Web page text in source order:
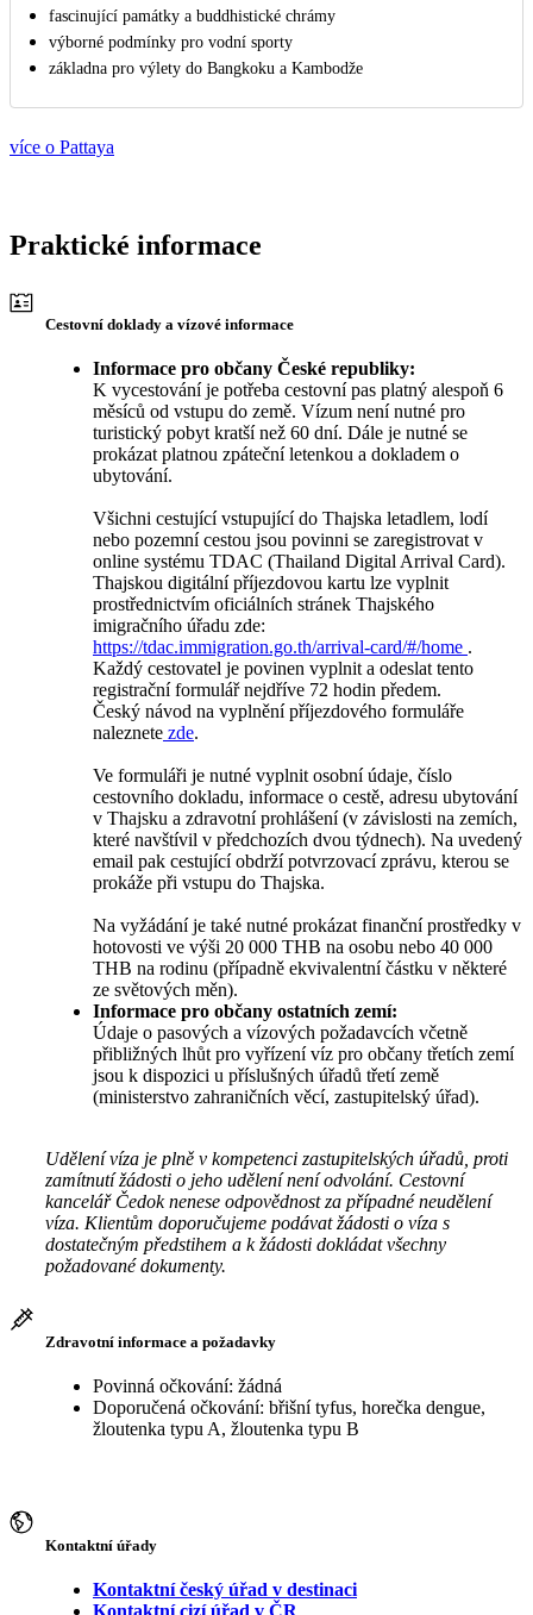
fascinující památky a buddhistické chrámy
výborné podmínky pro vodní sporty
základna pro výlety do Bangkoku a Kambodže
více o Pattaya
Praktické informace
Cestovní doklady a vízové informace
Informace pro občany České republiky:
K vycestování je potřeba cestovní pas platný alespoň 6
měsíců od vstupu do země. Vízum není nutné pro
turistický pobyt kratší než 60 dní. Dále je nutné se
prokázat platnou zpáteční letenkou a dokladem o
ubytování.
Všichni cestující vstupující do Thajska letadlem, lodí
nebo pozemní cestou jsou povinni se zaregistrovat v
online systému TDAC (Thailand Digital Arrival Card).
Thajskou digitální příjezdovou kartu lze vyplnit
prostřednictvím oficiálních stránek Thajského
imigračního úřadu zde:
https://tdac.immigration.go.th/arrival-card/#/home .
Každý cestovatel je povinen vyplnit a odeslat tento
registrační formulář nejdříve 72 hodin předem.
Český návod na vyplnění příjezdového formuláře
naleznete zde.
Ve formuláři je nutné vyplnit osobní údaje, číslo
cestovního dokladu, informace o cestě, adresu ubytování
v Thajsku a zdravotní prohlášení (v závislosti na zemích,
které navštívil v předchozích dvou týdnech). Na uvedený
email pak cestující obdrží potvrzovací zprávu, kterou se
prokáže při vstupu do Thajska.
Na vyžádání je také nutné prokázat finanční prostředky v
hotovosti ve výši 20 000 THB na osobu nebo 40 000
THB na rodinu (případně ekvivalentní částku v některé
ze světových měn).
Informace pro občany ostatních zemí:
Údaje o pasových a vízových požadavcích včetně
přibližných lhůt pro vyřízení víz pro občany třetích zemí
jsou k dispozici u příslušných úřadů třetí země
(ministerstvo zahraničních věcí, zastupitelský úřad).
Udělení víza je plně v kompetenci zastupitelských úřadů, proti
zamítnutí žádosti o jeho udělení není odvolání. Cestovní
kancelář Čedok nenese odpovědnost za případné neudělení
víza. Klientům doporučujeme podávat žádosti o víza s
dostatečným předstihem a k žádosti dokládat všechny
požadované dokumenty.
Zdravotní informace a požadavky
Povinná očkování: žádná
Doporučená očkování: břišní tyfus, horečka dengue,
žloutenka typu A, žloutenka typu B
Kontaktní úřady
Kontaktní český úřad v destinaci
Kontaktní cizí úřad v ČR